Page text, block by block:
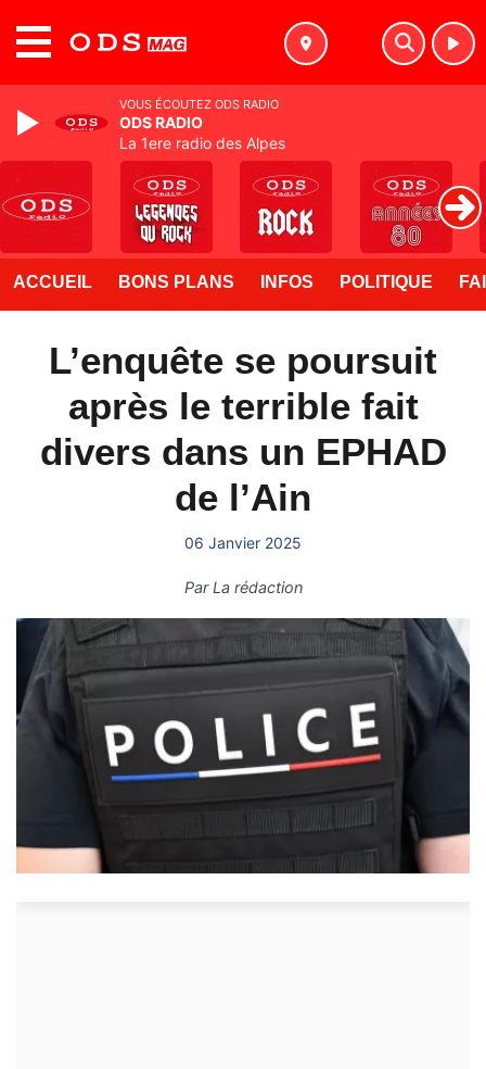
ACCUEIL BONS PLANS INFOS POLITIQUE
L’enquête se poursuit
après le terrible fait
divers dans un EPHAD
de l’Ain
06 Janvier 2025
ParLa rédaction
VOUS ÉCOUTEZ ODS RADIO
ODS RADIO
La 1ere radio des Alpes